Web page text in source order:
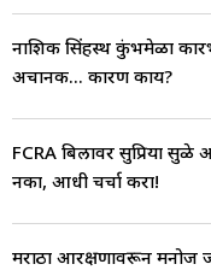
नाशिक सिंहस्थ कुंभमेळा
अचानक... कारण काय?
FCRA बिलावर सुप्रिया
नका, आधी चर्चा करा!
मराठा आरक्षणावरून मनोज